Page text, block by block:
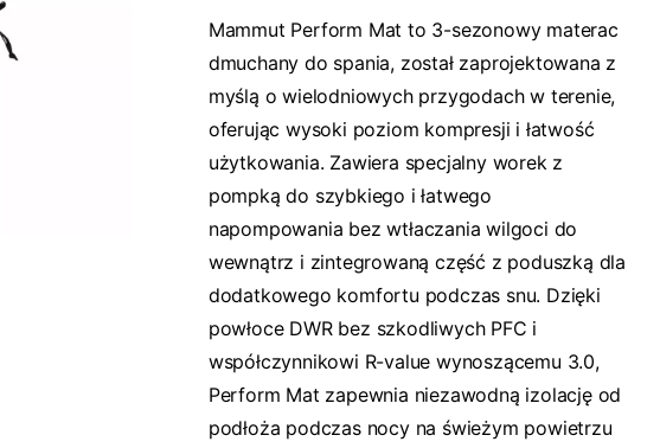
Mammut Perform Mat to 3-sezonowy materac
dmuchany do spania, został zaprojektowana z
myślą o wielodniowych przygodach w terenie,
oferując wysoki poziom kompresji i łatwość
użytkowania. Zawiera specjalny worek z
pompką do szybkiego i łatwego
napompowania bez wtłaczania wilgoci do
wewnątrz i zintegrowaną część z poduszką dla
dodatkowego komfortu podczas snu. Dzięki
powłoce DWR bez szkodliwych PFC i
współczynnikowi R-value wynoszącemu 3.0,
Perform Mat zapewnia niezawodną izolację od
podłoża podczas nocy na świeżym powietrzu